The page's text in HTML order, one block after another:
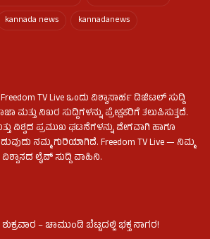
kannada news
kannadanews
TV Live ಒಂದು ವಿಶ್ವಾಸಾರ್ಹ ಡಿಜಿಟಲ್ ಸುದ್ದಿ
ಮತ್ತು ನಿಖರ ಸುದ್ದಿಗಳನ್ನು ಪ್ರೇಕ್ಷಕರಿಗೆ ತಲುಪಿಸುತ್ತದೆ.
ವಿಶ್ವದ ಪ್ರಮುಖ ಘಟನೆಗಳನ್ನು ವೇಗವಾಗಿ ಹಾಗೂ
ನಮ್ಮ ಗುರಿಯಾಗಿದೆ. Freedom TV Live — ನಿಮ್ಮ
ವಿಶ್ವಾಸದ ಲೈವ್ ಸುದ್ದಿ ವಾಹಿನಿ.
– ಚಾಮುಂಡಿ ಬೆಟ್ಟದಲ್ಲಿ ಭಕ್ತ ಸಾಗರ!